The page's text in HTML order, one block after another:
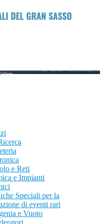
e Reti
e Impianti
Speciali per la
di eventi rari
e Vuoto